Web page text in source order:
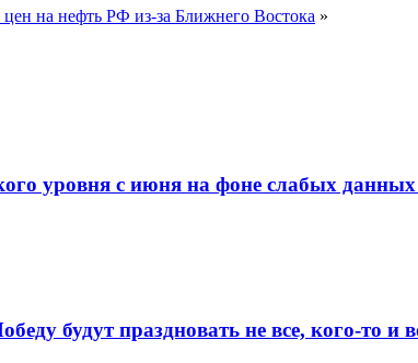
на нефть РФ из-за Ближнего Востока »
уровня с июня на фоне слабых
будут праздновать не все, кого-то и